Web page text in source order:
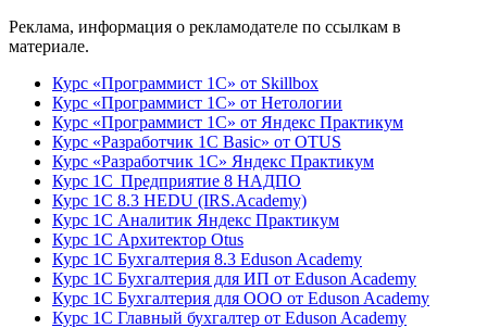
Реклама, информация о рекламодателе по ссылкам в
материале.
Курс «Программист 1С» от Skillbox
Курс «Программист 1С» от Нетологии
Курс «Программист 1С» от Яндекс Практикум
Курс «Разработчик 1С Basic» от OTUS
Курс «Разработчик 1С» Яндекс Практикум
Курс 1С Предприятие 8 НАДПО
Курс 1С 8.3 HEDU (IRS.Academy)
Курс 1С Аналитик Яндекс Практикум
Курс 1С Архитектор Otus
Курс 1С Бухгалтерия 8.3 Eduson Academy
Курс 1С Бухгалтерия для ИП от Eduson Academy
Курс 1С Бухгалтерия для ООО от Eduson Academy
Курс 1С Главный бухгалтер от Eduson Academy